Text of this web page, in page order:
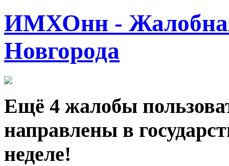
ИМХОнн -
Новгорода
Ещё 4 жалобы
направлены в
неделе!